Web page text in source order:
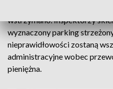
wstrzymano. Inspektorzy
wyznaczony parking
nieprawidłowości zostaną
administracyjne wobec
pieniężna.